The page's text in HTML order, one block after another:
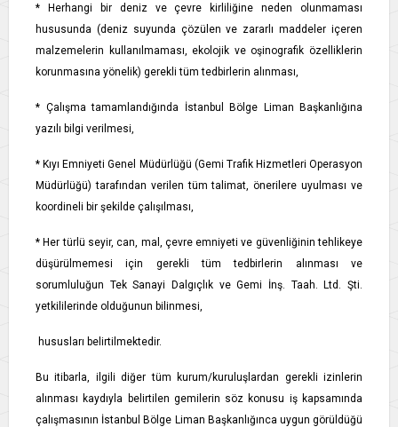
* Herhangi bir deniz ve çevre kirliliğine neden olunmaması
hususunda (deniz suyunda çözülen ve zararlı maddeler içeren
malzemelerin kullanılmaması, ekolojik ve oşinografik özelliklerin
korunmasına yönelik) gerekli tüm tedbirlerin alınması,
* Çalışma tamamlandığında İstanbul Bölge Liman Başkanlığına
yazılı bilgi verilmesi,
* Kıyı Emniyeti Genel Müdürlüğü (Gemi Trafik Hizmetleri Operasyon
Müdürlüğü) tarafından verilen tüm talimat, önerilere uyulması ve
koordineli bir şekilde çalışılması,
* Her türlü seyir, can, mal, çevre emniyeti ve güvenliğinin tehlikeye
düşürülmemesi için gerekli tüm tedbirlerin alınması ve
sorumluluğun Tek Sanayi Dalgıçlık ve Gemi İnş. Taah. Ltd. Şti.
yetkililerinde olduğunun bilinmesi,
hususları belirtilmektedir.
Bu itibarla, ilgili diğer tüm kurum/kuruluşlardan gerekli izinlerin
alınması kaydıyla belirtilen gemilerin söz konusu iş kapsamında
çalışmasının İstanbul Bölge Liman Başkanlığınca uygun görüldüğü